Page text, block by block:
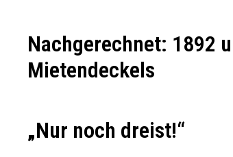
Nachgerechnet: 1892
Mietendeckels
„Nur noch dreist!“